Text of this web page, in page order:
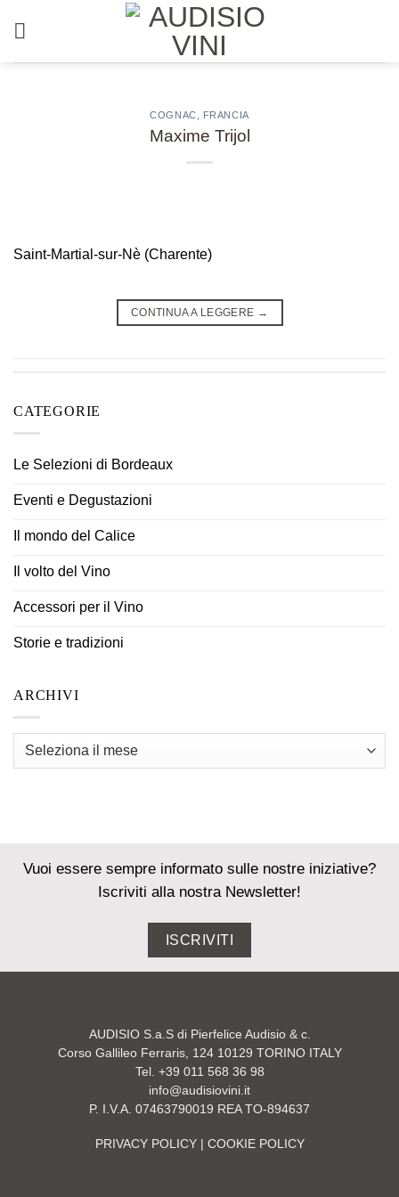
COGNAC FRANCIA
Maxime Trijol
Saint-Martial-sur-Nè (Charente)
CONTINUA A LEGGERE →
CATEGORIE
Le Selezioni di Bordeaux
Eventi e Degustazioni
Il mondo del Calice
Il volto del Vino
Accessori per il Vino
Storie e tradizioni
ARCHIVI
Archivi
Vuoi essere sempre informato sulle nostre iniziative?
Iscriviti alla nostra Newsletter!
ISCRIVITI
AUDISIO S.a.S di Pierfelice Audisio & c.
Corso Gallileo Ferraris, 124 10129 TORINO ITALY
Tel. +39 011 568 36 98
info@audisiovini.it
P. I.V.A. 07463790019 REA TO-894637
PRIVACY POLICY| COOKIE POLICY